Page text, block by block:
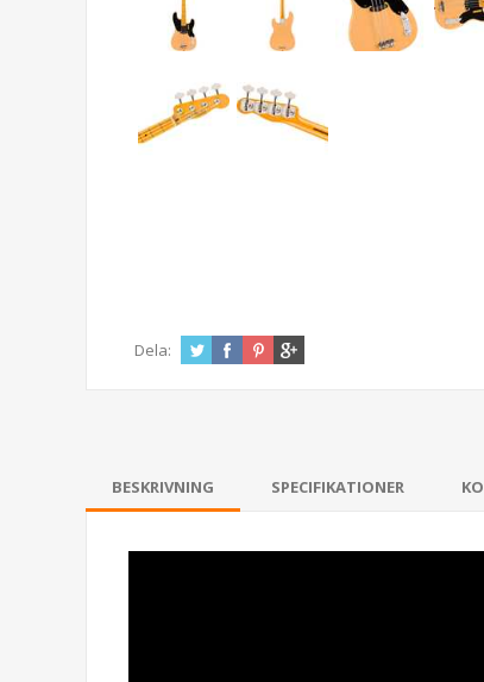
Dela:
BESKRIVNING SPECIFIKATIONER